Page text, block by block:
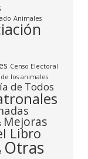
Animales
Censo Electoral
los animales
de Todos
Mejoras
Libro
Otras